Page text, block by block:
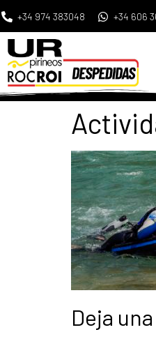
+34 974 383048 +34 606
Deja